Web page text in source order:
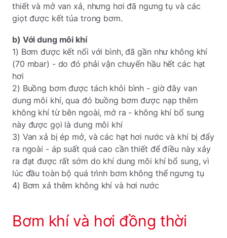
thiết và mở van xả, nhưng hơi đã ngưng tụ và các
giọt được kết tủa trong bơm.
b) Với dung môi khí
1) Bơm được kết nối với bình, đã gần như không khí
(70 mbar) - do đó phải vận chuyển hầu hết các hạt
hơi
2) Buồng bơm được tách khỏi bình - giờ đây van
dung môi khí, qua đó buồng bơm được nạp thêm
không khí từ bên ngoài, mở ra - không khí bổ sung
này được gọi là dung môi khí
3) Van xả bị ép mở, và các hạt hơi nước và khí bị đẩy
ra ngoài - áp suất quá cao cần thiết để điều này xảy
ra đạt được rất sớm do khí dung môi khí bổ sung, vì
lúc đầu toàn bộ quá trình bơm không thể ngưng tụ
4) Bơm xả thêm không khí và hơi nước
Bơm khí và hơi đồng thời